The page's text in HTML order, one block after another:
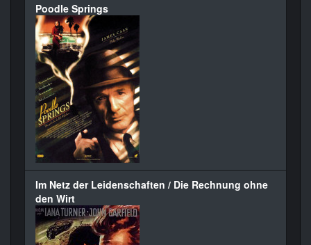
Poodle Springs
Im Netz der Leidenschaften / Die Rechnung ohne
den Wirt